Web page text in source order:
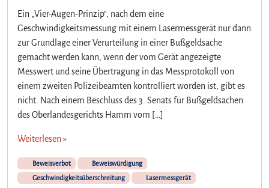
Ein „Vier-Augen-Prinzip“, nach dem eine
Geschwindigkeitsmessung mit einem Lasermessgerät nur dann
zur Grundlage einer Verurteilung in einer Bußgeldsache
gemacht werden kann, wenn der vom Gerät angezeigte
Messwert und seine Übertragung in das Messprotokoll von
einem zweiten Polizeibeamten kontrolliert worden ist, gibt es
nicht. Nach einem Beschluss des 3. Senats für Bußgeldsachen
des Oberlandesgerichts Hamm vom […]
Weiterlesen »
Beweisverbot
Beweiswürdigung
Geschwindigkeitsüberschreitung
Lasermessgerät